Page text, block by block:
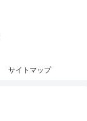
サイトマップ